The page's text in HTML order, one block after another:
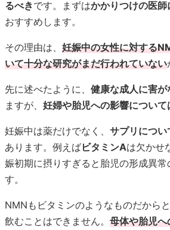
るべきです。まずはかかりつけの医師
おすすめします。
その理由は、 妊娠中の女性に対する
いて十分な研究がまだ行われていない
先に述べたように、 健康な成人に害が
ますが、 妊婦や胎児への影響につい
妊娠中は薬だけでなく、 サプリについ
あります。例えばビタミンAは欠かせ
娠初期に摂りすぎると胎児の形成異常
す。
NMNもビタミンのようなものだから
飲むことはできません。 母体や胎児